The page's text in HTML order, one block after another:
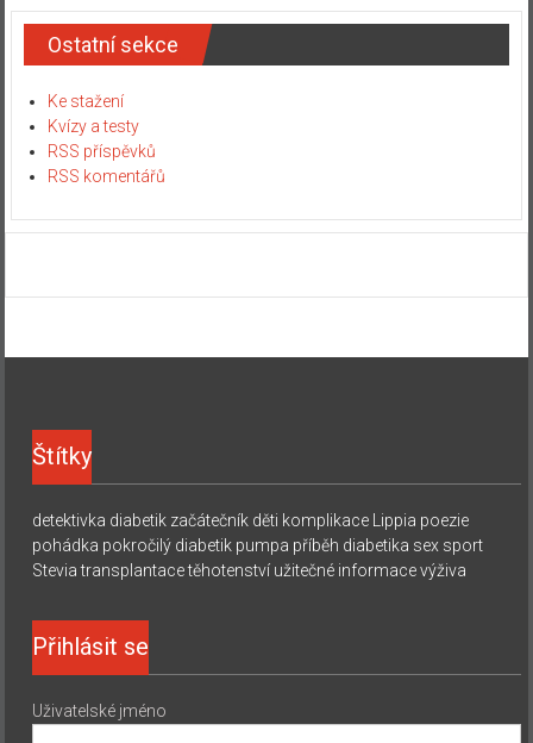
Ostatní sekce
Ke stažení
Kvízy a testy
RSS příspěvků
RSS komentářů
Štítky
detektivka diabetik začátečník děti komplikace Lippia poezie
pohádka pokročilý diabetik pumpa příběh diabetika sex sport
Stevia transplantace těhotenství užitečné informace výživa
Přihlásit se
Uživatelské jméno